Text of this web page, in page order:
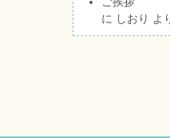
に しおり よ